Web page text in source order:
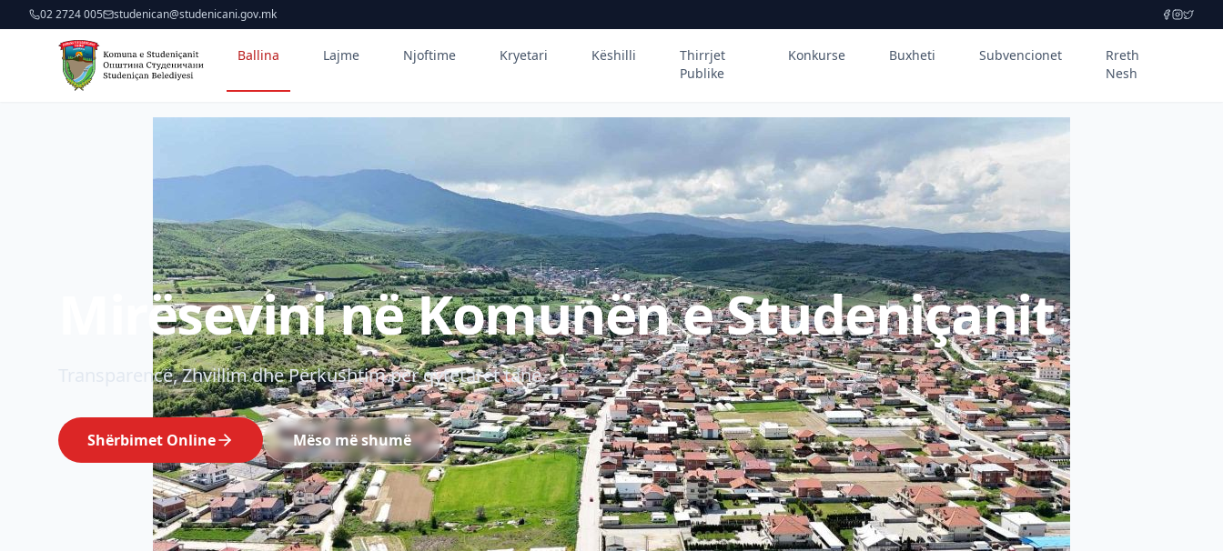
02 2724 005 studenican@studenicani.gov.mk
Ballina Lajme Njoftime Kryetari Këshilli
Thirrjet
Publike
Konkurse Buxheti Subvencionet
Rreth
Nesh
Mirësevini në Komunën e Studeniçanit
Transparencë, Zhvillim dhe Përkushtim për qytetarët tanë.
Shërbimet Online Mëso më shumë